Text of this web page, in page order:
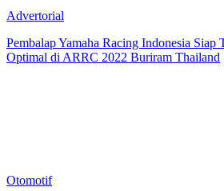
Advertorial
Pembalap Yamaha Racing Indonesia Siap
Optimal di ARRC 2022 Buriram Thailand
Otomotif